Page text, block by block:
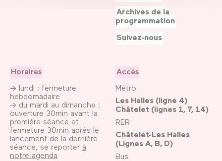
Horaires
→ lundi : fermeture
hebdomadaire
→ du mardi au dimanche :
ouverture 30min avant la
première séance et
fermeture 30min après le
lancement de la dernière
séance, se reporter à
notre agenda
Accès
Métro
Les Halles (ligne 4)
Châtelet (lignes 1, 7, 14)
RER
Châtelet-Les Halles
(Lignes A, B, D)
Bus
Archives de la
programmation
Suivez-nous